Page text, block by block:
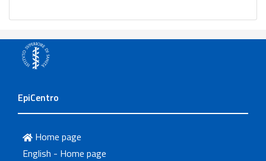
EpiCentro
Home page
English - Home page